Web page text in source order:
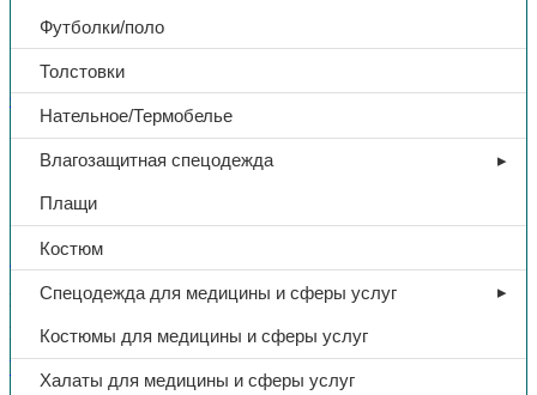
Футболки/поло
Толстовки
Нательное/Термобелье
Влагозащитная спецодежда
Плащи
Костюм
Спецодежда для медицины и сферы услуг
Костюмы для медицины и сферы услуг
Халаты для медицины и сферы услуг
Сопутствующие товары
Мешок, 55*95, п/п, зеленый
Категории:Сопутствующие товары,Хозтовары
Поделиться:
Поделиться в Telegram
Поделиться в
Whatsapp